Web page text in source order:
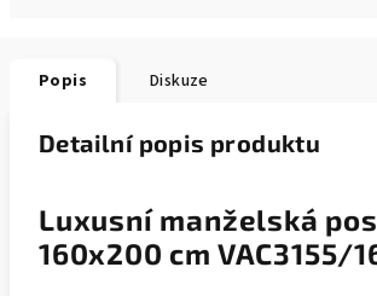
Popis Diskuze
Detailní popis produktu
Luxusní manželská
160x200 cm VAC3155/